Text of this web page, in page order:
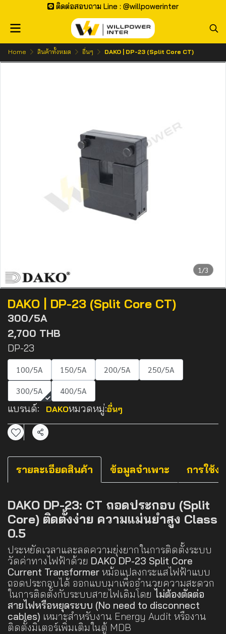
ติดต่อสอบถาม Line : @willpowerinter
Home สินค้าทั้งหมด อื่นๆ DAKO | DP-23 (Split Core CT)
1/3
DAKO | DP-23 (Split Core CT)
300/5A
2,700 THB
DP-23
100/5A 150/5A 200/5A
250/5A
300/5A
400/5A
แบรนด์: DAKOหมวดหมู่:อื่นๆ
แชร์
รายละเอียดสินค้า ข้อมูลจำเพาะ การใช้ง
DAKO DP-23: CT ถอดประกอบ (Split
Core) ติดตั้งง่าย ความแม่นยำสูง Class
0.5
ประหยัดเวลาและลดความยุ่งยากในการติดตั้งระบบ
วัดค่าทางไฟฟ้าด้วย DAKO DP-23 Split Core
Current Transformer หม้อแปลงกระแสไฟฟ้าแบบ
ถอดประกอบได้ ออกแบบมาเพื่ออำนวยความสะดวก
ในการติดตั้งกับระบบสายไฟเดิมโดย ไม่ต้องตัดต่อ
สายไฟหรือหยุดระบบ (No need to disconnect
cables) เหมาะสำหรับงาน Energy Audit หรืองาน
ติดตั้งมิเตอร์เพิ่มเติมในตู้ MDB